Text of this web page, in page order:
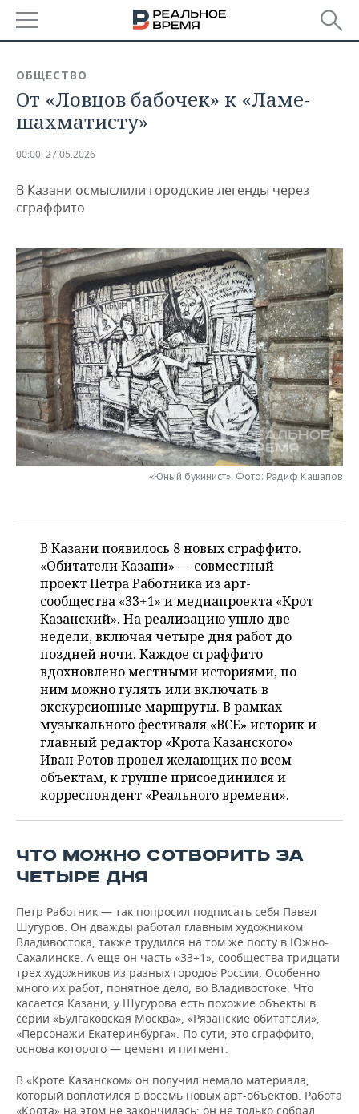
БАШКОРТОСТАН
ТАТАРСТАН
НОВОСТИ
АНАЛИТИКА
ДЕКЛАРАЦИИ О ДОХОДАХ
ВУЗЫ ТАТАРСТАНА
КОМУ ПРИНАДЛЕЖАТ
ТОРГОВЫЕ ЦЕНТРЫ
ТАТАРСТАНА
НОВОСТИ ЭКОНОМИКИ
БАНКИ
БЮДЖЕТ
ИНВЕСТИЦИИ
ПРОМЫШЛЕННОСТЬ
ПРОМЫШЛЕННОСТИ
АГРОПРОМ
МАШИНОСТРОЕНИЕ
НЕФТЕХИМИЯ
НЕФТЬ
ОПК
НОВОСТИ НЕДВИЖИМОСТИ
АВТО
НОВОСТИ АВТО
БИЗНЕС
НОВОСТИ БИЗНЕСА
РОЗНИЧНАЯ ТОРГОВЛЯ
ТРАНСПОРТ
УСЛУГИ
ТЕХНОЛОГИИ
НОВОСТИ ТЕХНОЛОГИЙ
IT
МЕДИА
МЕРОПРИЯТИЯ
НОВОСТИ МЕРОПРИЯТИЙ
ВЫЕЗДНАЯ РЕДАКЦИЯ
ОТКРЫТАЯ ЛЕКЦИЯ
СПОРТ
НОВОСТИ СПОРТА
БАСКЕТБОЛ
ВОЛЕЙБОЛ
КИБЕРСПОРТ
ФИГУРНОЕ КАТАНИЕ
ВОДНЫЕ ВИДЫ СПОРТА
ХОККЕЙ С МЯЧОМ
ОБЩЕСТВО
ИНФРАСТРУКТУРА
ИСТОРИЯ
КУЛЬТУРА
МЕДИЦИНА
ОБРАЗОВАНИЕ
ПРОИСШЕСТВИЯ
СПРАВОЧНИК
СПИСОК ПЕРСОН
СПИСОК КОМПАНИЙ
ПОЛНАЯ ВЕРСИЯ
ОБЩЕСТВО
От «Ловцов бабочек» к «Ламе-
шахматисту»
00:00, 27.05.2026
В Казани осмыслили городские легенды через
сграффито
«Юный букинист». Фото: Радиф Кашапов
В Казани появилось 8 новых сграффито.
«Обитатели Казани» — совместный
проект Петра Работника из арт-
сообщества «33+1» и медиапроекта «Крот
Казанский». На реализацию ушло две
недели, включая четыре дня работ до
поздней ночи. Каждое сграффито
вдохновлено местными историями, по
ним можно гулять или включать в
экскурсионные маршруты. В рамках
музыкального фестиваля «ВСЕ» историк и
главный редактор «Крота Казанского»
Иван Ротов провел желающих по всем
объектам, к группе присоединился и
корреспондент «Реального времени».
ЧТО МОЖНО СОТВОРИТЬ ЗА
ЧЕТЫРЕ ДНЯ
Петр Работник — так попросил подписать себя Павел
Шугуров. Он дважды работал главным художником
Владивостока, также трудился на том же посту в Южно-
Сахалинске. А еще он часть «33+1», сообщества тридцати
трех художников из разных городов России. Особенно
много их работ, понятное дело, во Владивостоке. Что
касается Казани, у Шугурова есть похожие объекты в
серии «Булгаковская Москва», «Рязанские обитатели»,
«Персонажи Екатеринбурга». По сути, это сграффито,
основа которого — цемент и пигмент.
В «Кроте Казанском» он получил немало материала,
который воплотился в восемь новых арт-объектов. Работа
«Крота» на этом не закончилась: он не только собрал